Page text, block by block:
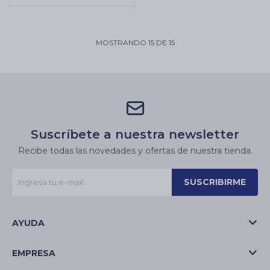
MOSTRANDO 15DE 15
Suscríbete a nuestra newsletter
Recibe todas las novedades y ofertas de nuestra tienda.
SUSCRIBIRME
AYUDA
EMPRESA